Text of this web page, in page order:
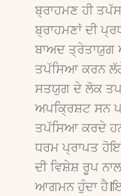
ਬ੍ਰਾਹਮਣ ਹੀ
ਬ੍ਰਾਹਮਣਾਂ ਦੀ
ਬਾਅਦ ਤ੍ਰੇਤਾਯੁਗ
ਤਪੱਸਿਆ ਕਰਨ
ਸਤਯੁਗ ਦੇ ਲੋਕ
ਅਪਕਿ੍ਰਸ਼ਟ ਸਨ
ਤਪੱਸਿਆ ਕਰਦੇ
ਧਰਮ ਪ੍ਰਾਪਤ
ਦੀ ਵਿਸ਼ੇਸ਼ ਰੂਪ
ਆਗਮਨ ਹੁੰਦਾ